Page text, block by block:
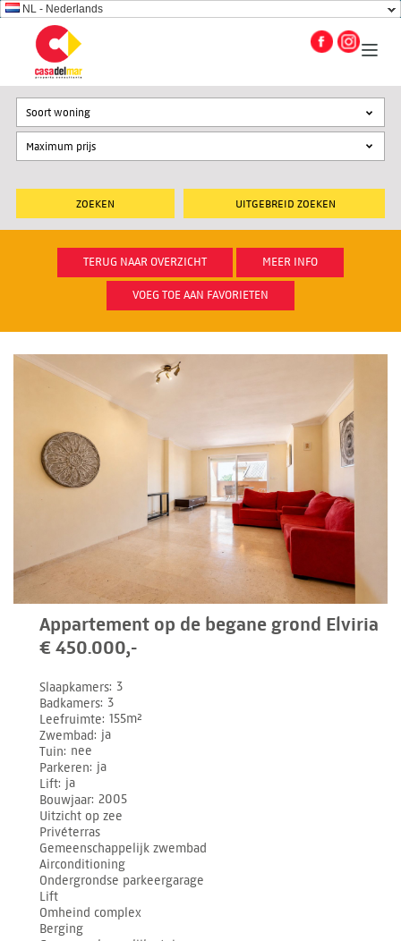
NL - Nederlands
UITGEBREID ZOEKEN
Soort woning
TERUG NAAR OVERZICHT MEER INFO
VOEG TOE AAN FAVORIETEN
Appartement op de begane grond Elviria
€ 450.000,-
Slaapkamers 3
Badkamers 3
Leefruimte 155m²
Zwembad ja
Tuin nee
Parkeren ja
Lift ja
Bouwjaar 2005
Uitzicht op zee
Privéterras
Gemeenschappelijk zwembad
Airconditioning
Ondergrondse parkeergarage
Lift
Omheind complex
Berging